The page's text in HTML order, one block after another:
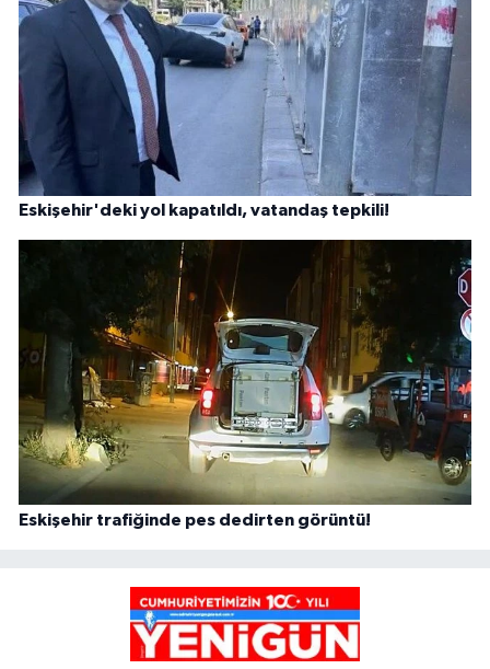
Eskişehir'deki yol kapatıldı, vatandaş tepkili!
Eskişehir trafiğinde pes dedirten görüntü!